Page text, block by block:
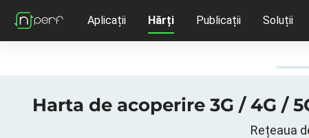
Aplicații Hărți Publicații Soluții
Harta de acoperire 3G / 4G /
Rețeaua